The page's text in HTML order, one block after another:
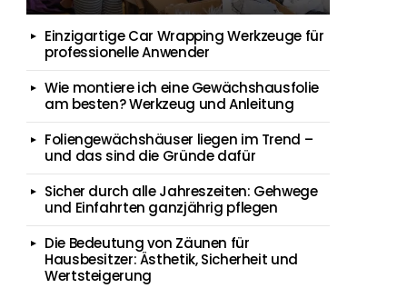
Einzigartige Car Wrapping Werkzeuge für
professionelle Anwender
Wie montiere ich eine Gewächshausfolie
am besten? Werkzeug und Anleitung
Foliengewächshäuser liegen im Trend –
und das sind die Gründe dafür
Sicher durch alle Jahreszeiten: Gehwege
und Einfahrten ganzjährig pflegen
Die Bedeutung von Zäunen für
Hausbesitzer: Ästhetik, Sicherheit und
Wertsteigerung